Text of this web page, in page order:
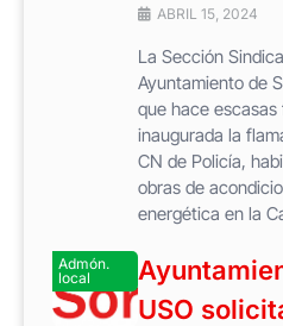
ABRIL 15, 2024
La Sección
Ayuntamiento de
que hace
inaugurada la
CN de Policía,
obras de
energética en la
Admón.
local
USO